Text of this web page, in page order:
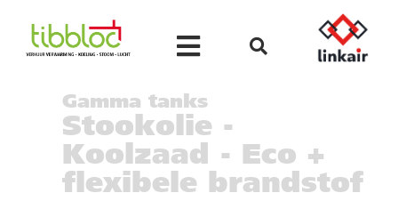
Gamma tanks
Stookolie -
Koolzaad - Eco +
flexibele brandstof